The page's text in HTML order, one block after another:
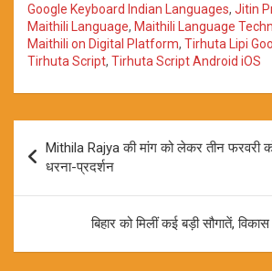
Google Keyboard Indian Languages, Jitin
Maithili Language, Maithili Language
Maithili on Digital Platform, Tirhuta Lipi
Tirhuta Script, Tirhuta Script Android iOS
navigation
Mithila Rajya की मांग को लेकर तीन फरवरी
धरना-प्रदर्शन
बिहार को मिलीं कई बड़ी सौगातें,